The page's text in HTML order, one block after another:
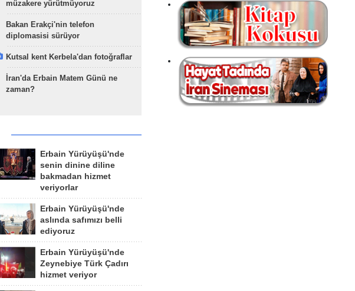
müzakere yürütmüyoruz
Bakan Erakçi'nin telefon
diplomasisi sürüyor
Kutsal kent Kerbela'dan fotoğraflar
İran'da Erbain Matem Günü ne
zaman?
Erbain Yürüyüşü'nde
senin dinine diline
bakmadan hizmet
veriyorlar
Erbain Yürüyüşü'nde
aslında safımızı belli
ediyoruz
Erbain Yürüyüşü'nde
Zeynebiye Türk Çadırı
hizmet veriyor